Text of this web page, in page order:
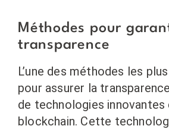
Méthodes pour
transparence
L’une des méthodes les
pour assurer la
de technologies innovantes
blockchain. Cette